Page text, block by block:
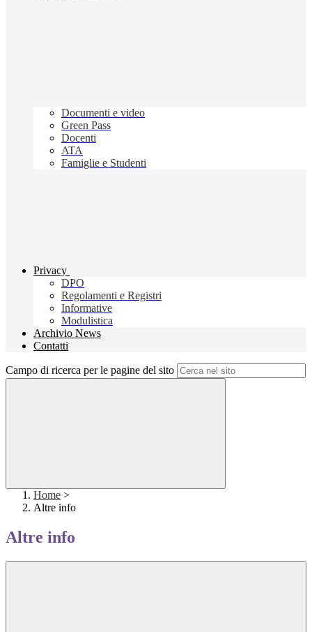
Documenti e video
Green Pass
Docenti
ATA
Famiglie e Studenti
Privacy
DPO
Regolamenti e Registri
Informative
Modulistica
Archivio News
Contatti
Campo di ricerca per le pagine del sito
Home >
Altre info
Altre info